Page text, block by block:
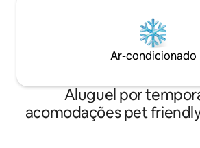
Ar-condicionado
Aluguel por
acomodações pet